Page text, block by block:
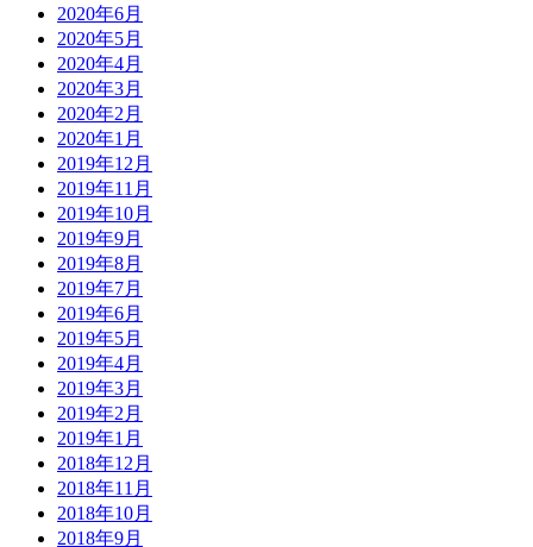
2020年6月
2020年5月
2020年4月
2020年3月
2020年2月
2020年1月
2019年12月
2019年11月
2019年10月
2019年9月
2019年8月
2019年7月
2019年6月
2019年5月
2019年4月
2019年3月
2019年2月
2019年1月
2018年12月
2018年11月
2018年10月
2018年9月